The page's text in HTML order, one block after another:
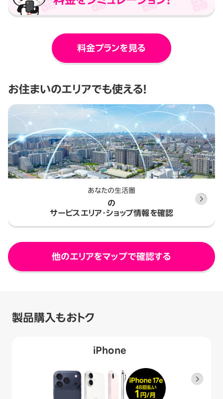
料金プランを見る
お住まいのエリアでも使える！
あなたの生活圏
の
サービスエリア・ショップ情報を確認
他のエリアをマップで確認する
製品購入もおトク
iPhone